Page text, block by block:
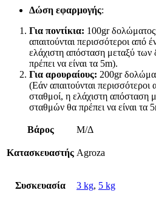
Δώση εφαρμογής:
Για ποντίκια: 100gr
απαιτούνται περισσότεροι από
ελάχιστη απόσταση μεταξύ
πρέπει να είναι τα 5m).
Για αρουραίους: 200gr
(Εάν απαιτούνται περισσότεροι
σταθμοί, η ελάχιστη απόσταση
σταθμών θα πρέπει να είναι τα
Βάρος Μ/Δ
Κατασκευαστής Agroza
Συσκευασία 3 kg, 5 kg